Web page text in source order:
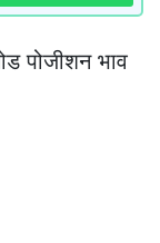
पोजीशन भाव